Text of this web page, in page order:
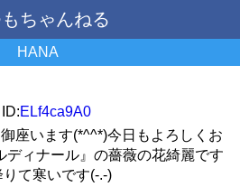
ちゃんねる
HANA
ELf4ca9A0
座います(*^^*)今日もよろしくお
ディナール』の薔薇の花綺麗です
て寒いです(-.-)